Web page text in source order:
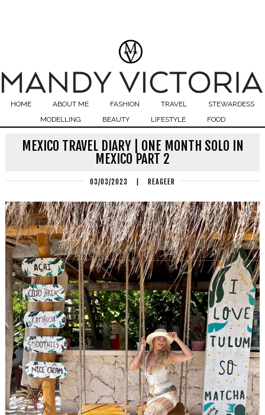
HOME ABOUT ME FASHION TRAVEL
STEWARDESS
MODELLING
BEAUTY LIFESTYLE FOOD
MEXICO TRAVEL DIARY | ONE MONTH SOLO IN
MEXICO PART 2
03/03/2023 REAGEER